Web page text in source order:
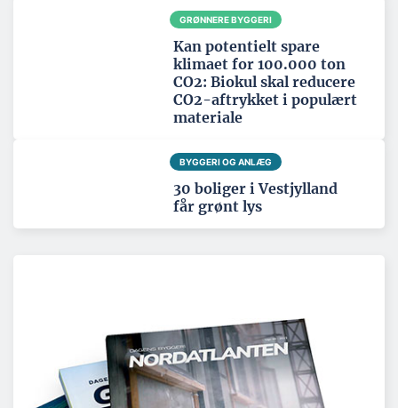
GRØNNERE BYGGERI
Kan potentielt spare
klimaet for 100.000 ton
CO2: Biokul skal reducere
CO2-aftrykket i populært
materiale
BYGGERI OG ANLÆG
30 boliger i Vestjylland
får grønt lys